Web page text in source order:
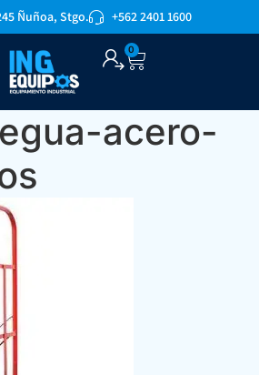
Ñuñoa, Stgo. +562 2401 1600
0
acero-